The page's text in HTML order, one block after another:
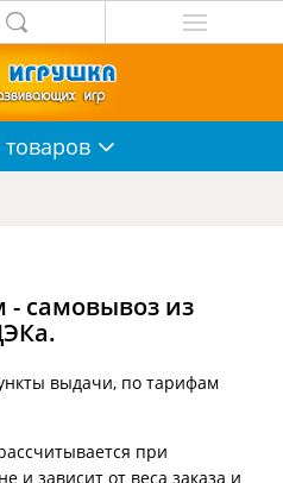
товаров
- самовывоз из
выдачи, по тарифам
при
и зависит от веса заказа и